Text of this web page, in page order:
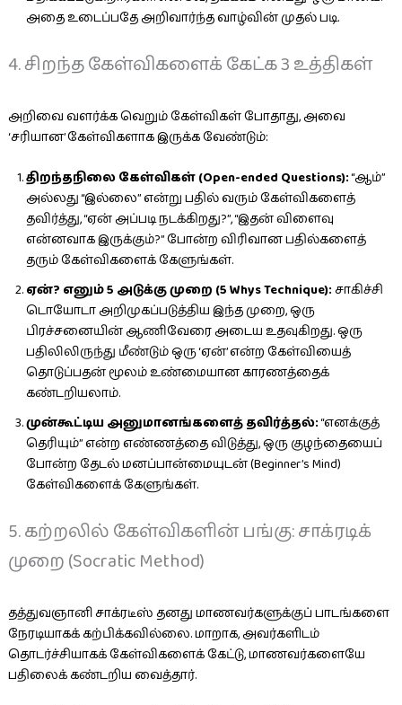
அதை உடைப்பதே அறிவார்ந்த வாழ்வின் முதல் படி.
4. சிறந்த கேள்விகளைக் கேட்க 3 உத்திகள்
அறிவை வளர்க்க வெறும் கேள்விகள் போதாது, அவை
‘சரியான’ கேள்விகளாக இருக்க வேண்டும்:
திறந்தநிலை கேள்விகள் (Open-ended Questions):“ஆம்”
அல்லது “இல்லை” என்று பதில் வரும் கேள்விகளைத்
தவிர்த்து, “ஏன் அப்படி நடக்கிறது?”, “இதன் விளைவு
என்னவாக இருக்கும்?” போன்ற விரிவான பதில்களைத்
தரும் கேள்விகளைக் கேளுங்கள்.
ஏன்? எனும் 5 அடுக்கு முறை (5 Whys Technique):சாகிச்சி
டொயோடா அறிமுகப்படுத்திய இந்த முறை, ஒரு
பிரச்சனையின் ஆணிவேரை அடைய உதவுகிறது. ஒரு
பதிலிலிருந்து மீண்டும் ஒரு ‘ஏன்’ என்ற கேள்வியைத்
தொடுப்பதன் மூலம் உண்மையான காரணத்தைக்
கண்டறியலாம்.
முன்கூட்டிய அனுமானங்களைத் தவிர்த்தல்:“எனக்குத்
தெரியும்” என்ற எண்ணத்தை விடுத்து, ஒரு குழந்தையைப்
போன்ற தேடல் மனப்பான்மையுடன் (Beginner’s Mind)
கேள்விகளைக் கேளுங்கள்.
5. கற்றலில் கேள்விகளின் பங்கு: சாக்ரடிக்
முறை (Socratic Method)
தத்துவஞானி சாக்ரடீஸ் தனது மாணவர்களுக்குப் பாடங்களை
நேரடியாகக் கற்பிக்கவில்லை. மாறாக, அவர்களிடம்
தொடர்ச்சியாகக் கேள்விகளைக் கேட்டு, மாணவர்களையே
பதிலைக் கண்டறிய வைத்தார்.